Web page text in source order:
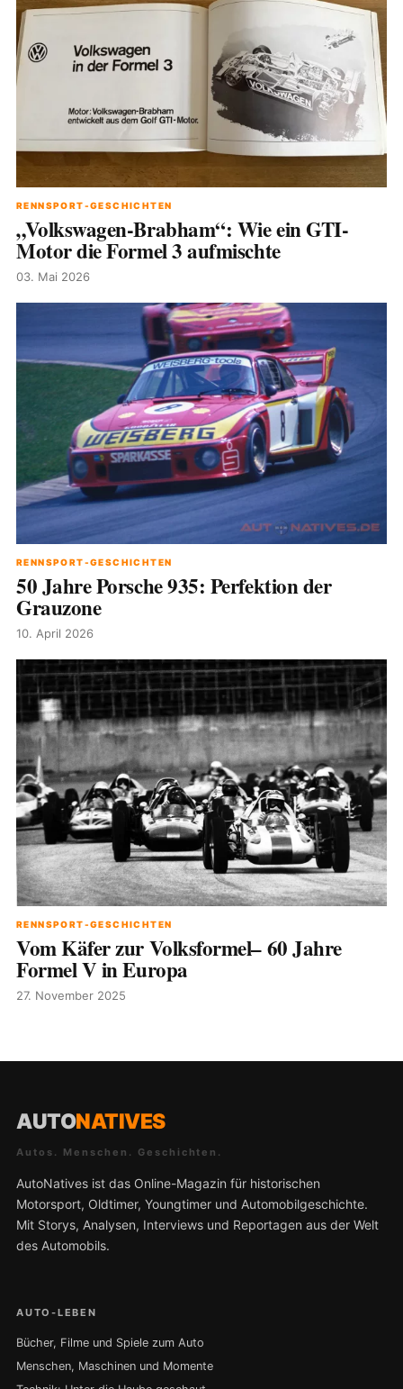
RENNSPORT-GESCHICHTEN
„Volkswagen-Brabham“: Wie ein GTI-
Motor die Formel 3 aufmischte
03. Mai 2026
RENNSPORT-GESCHICHTEN
50 Jahre Porsche 935: Perfektion der
Grauzone
10. April 2026
RENNSPORT-GESCHICHTEN
Vom Käfer zur Volksformel– 60 Jahre
Formel V in Europa
27. November 2025
AUTONATIVES
Autos. Menschen. Geschichten.
AutoNatives ist das Online-Magazin für historischen
Motorsport, Oldtimer, Youngtimer und Automobilgeschichte.
Mit Storys, Analysen, Interviews und Reportagen aus der Welt
des Automobils.
AUTO-LEBEN
Bücher, Filme und Spiele zum Auto
Menschen, Maschinen und Momente